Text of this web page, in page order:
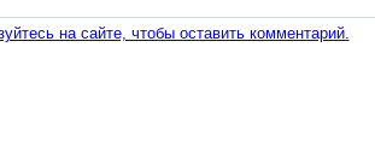
на сайте, чтобы оставить комментарий.